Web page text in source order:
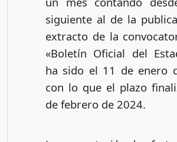
siguiente al de la
extracto de la
«Boletín Oficial del
ha sido el 11 de enero
con lo que el plazo
de febrero de 2024.